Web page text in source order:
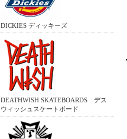
DICKIES ディッキーズ
DEATHWISH SKATEBOARDS デス
ウィッシュスケートボード